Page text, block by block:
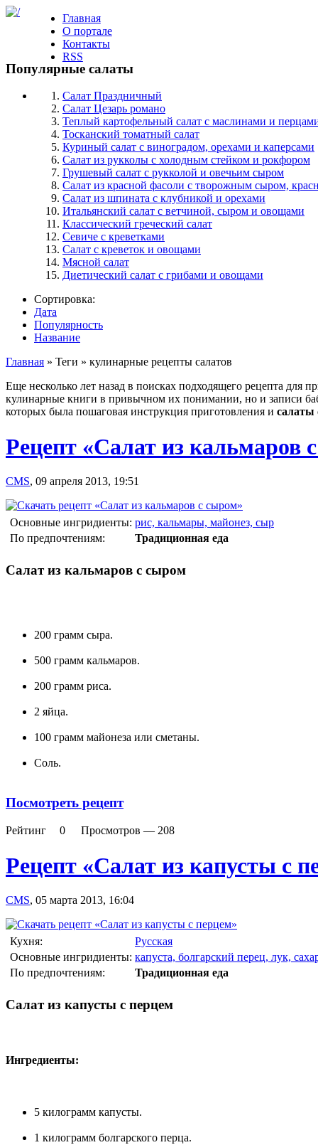
Главная
О портале
Контакты
RSS
Популярные салаты
Салат Праздничный
Салат Цезарь романо
Теплый картофельный салат с маслинами и
Тосканский томатный салат
Куриный салат с виноградом, орехами и каперсами
Салат из рукколы с холодным стейком и рокфором
Грушевый салат с рукколой и овечьим сыром
Салат из красной фасоли с творожным сыром,
Салат из шпината с клубникой и орехами
Итальянский салат с ветчиной, сыром и овощами
Классический греческий салат
Севиче с креветками
Салат c креветок и овощами
Мясной салат
Диетический салат с грибами и овощами
Сортировка:
Дата
Популярность
Название
Главная » Теги » кулинарные рецепты салатов
Еще несколько лет назад в поисках подходящего рецепта для
кулинарные книги в привычном их понимании, но и записи
которых была пошаговая инструкция приготовления и салаты
Рецепт «Салат из кальмаров
CMS, 09 апреля 2013, 19:51
Основные ингридиенты: рис, кальмары, майонез, сыр
По предпочтениям:
Традиционная еда
Салат из кальмаров с сыром
200 грамм сыра.
500 грамм кальмаров.
200 грамм риса.
2 яйца.
100 грамм майонеза или сметаны.
Соль.
Посмотреть рецепт
Рейтинг 0 Просмотров — 208
Рецепт «Салат из капусты с
CMS, 05 марта 2013, 16:04
Кухня:
Русская
Основные ингридиенты: капуста, болгарский перец, лук,
По предпочтениям:
Традиционная еда
Салат из капусты с перцем
Ингредиенты:
5 килограмм капусты.
1 килограмм болгарского перца.